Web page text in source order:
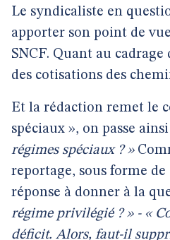
Le syndicaliste en
apporter son point de
SNCF. Quant au
des cotisations des
Et la rédaction remet le
spéciaux », on passe
régimes spéciaux ? »
reportage, sous forme
réponse à donner à la
régime privilégié ? » - «
déficit. Alors, faut-il